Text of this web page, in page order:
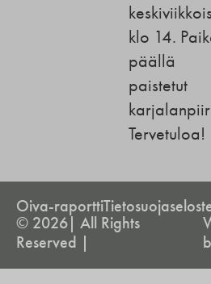
klo 14.
päällä
paistetut
Tervetuloa!
Oiva-raportti
© 2026| All Rights
Reserved |